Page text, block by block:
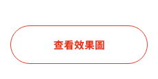
查看效果圖